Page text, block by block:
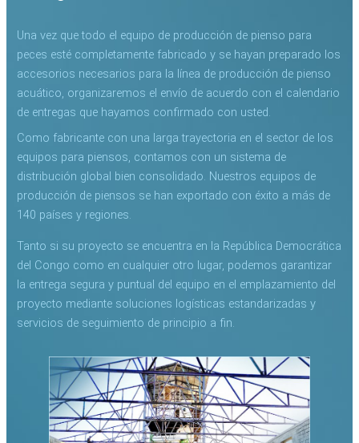
Una vez que todo el equipo de producción de pienso para
peces esté completamente fabricado y se hayan preparado los
accesorios necesarios para la línea de producción de pienso
acuático, organizaremos el envío de acuerdo con el calendario
de entregas que hayamos confirmado con usted.
Como fabricante con una larga trayectoria en el sector de los
equipos para piensos, contamos con un sistema de
distribución global bien consolidado. Nuestros equipos de
producción de piensos se han exportado con éxito a más de
140 países y regiones.
Tanto si su proyecto se encuentra en la República Democrática
del Congo como en cualquier otro lugar, podemos garantizar
la entrega segura y puntual del equipo en el emplazamiento del
proyecto mediante soluciones logísticas estandarizadas y
servicios de seguimiento de principio a fin.